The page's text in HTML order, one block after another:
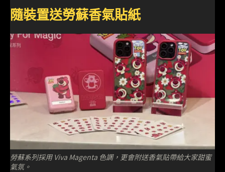
隨裝置送勞蘇香氣貼紙
勞蘇系列採用 Viva Magenta 色調，更會附送香氣貼帶給大家甜蜜
氣氛。